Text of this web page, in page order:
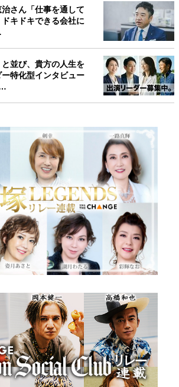
との付き合い方
さん「仕事を通して
キドキできる会社に
並び、貴方の人生を
特化型インタビュー